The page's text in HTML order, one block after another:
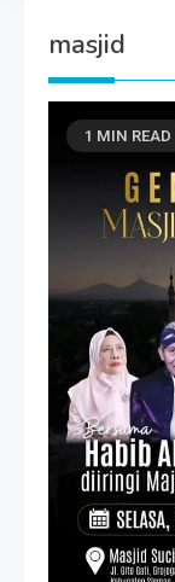
masjid
1 MIN READ